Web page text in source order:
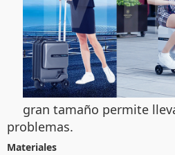
gran tamaño permite
problemas.
Materiales